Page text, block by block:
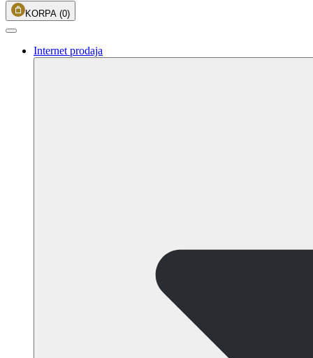
KORPA (0)
Internet prodaja